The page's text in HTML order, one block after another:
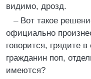
видимо, дрозд.
– Вот такое
официально
говорится, грядите
гражданин поп,
имеются?